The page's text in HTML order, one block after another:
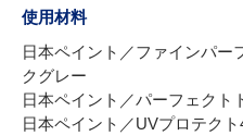
使用材料
日本ペイント／ファインパー
クグレー
日本ペイント／パーフェクト
日本ペイント／UVプロテクト